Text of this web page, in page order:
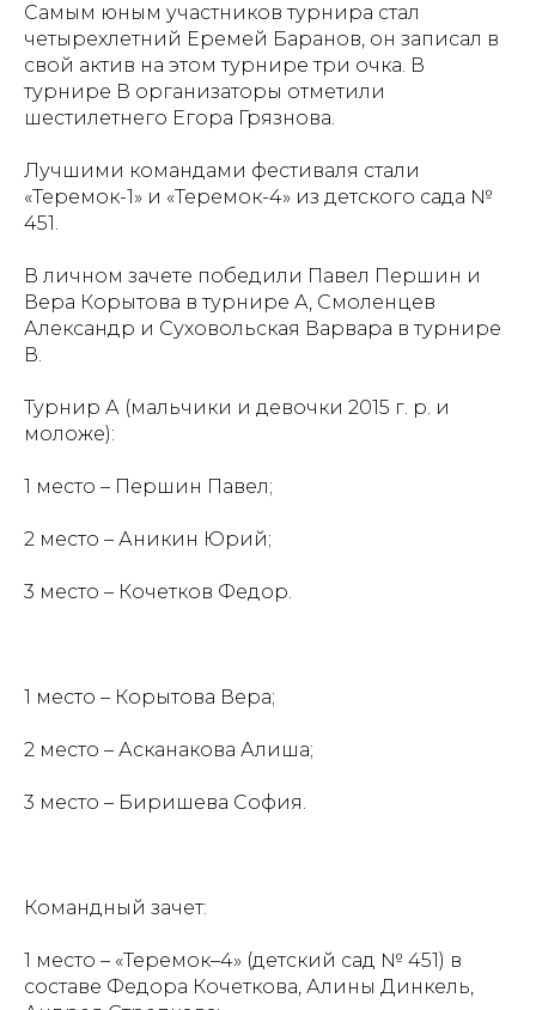
Самым юным участников турнира стал
четырехлетний Еремей Баранов, он записал в
свой актив на этом турнире три очка. В
турнире В организаторы отметили
шестилетнего Егора Грязнова.
Лучшими командами фестиваля стали
«Теремок-1» и «Теремок-4» из детского сада №
451.
В личном зачете победили Павел Першин и
Вера Корытова в турнире А, Смоленцев
Александр и Суховольская Варвара в турнире
В.
Турнир А (мальчики и девочки 2015 г. р. и
моложе):
1 место – Першин Павел;
2 место – Аникин Юрий;
3 место – Кочетков Федор.
1 место – Корытова Вера;
2 место – Асканакова Алиша;
3 место – Биришева София.
Командный зачет:
1 место – «Теремок–4» (детский сад № 451) в
составе Федора Кочеткова, Алины Динкель,